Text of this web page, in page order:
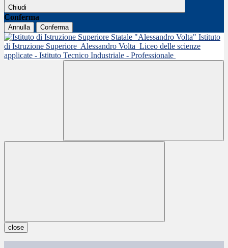
Chiudi
Conferma
Annulla Conferma
Istituto
di Istruzione Superiore Alessandro Volta Liceo delle scienze
applicate - Istituto Tecnico Industriale - Professionale
close